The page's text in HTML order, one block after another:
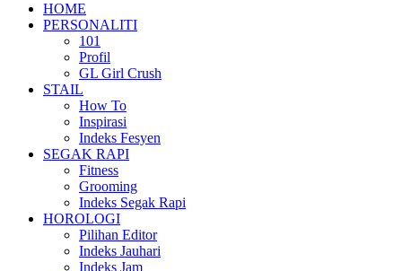
HOME
PERSONALITI
101
Profil
GL Girl Crush
STAIL
How To
Inspirasi
Indeks Fesyen
SEGAK RAPI
Fitness
Grooming
Indeks Segak Rapi
HOROLOGI
Pilihan Editor
Indeks Jauhari
Indeks Jam